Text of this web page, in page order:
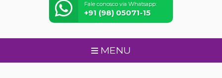
Fale conosco via Whatsapp:
+91 (98) 05071-15
MENU